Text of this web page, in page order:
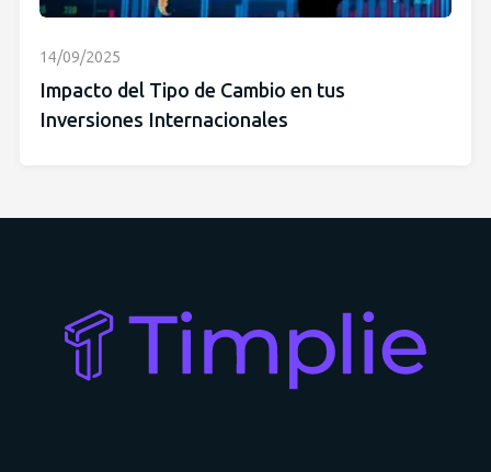
14/09/2025
Impacto del Tipo de Cambio en tus
Inversiones Internacionales